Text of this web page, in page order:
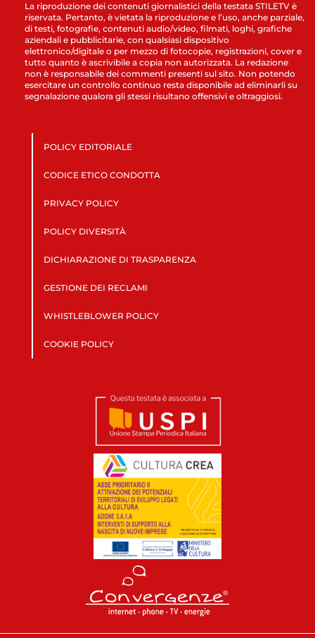
La riproduzione dei contenuti giornalistici della testata STILETV è
riservata. Pertanto, è vietata la riproduzione e l’uso, anche parziale,
di testi, fotografie, contenuti audio/video, filmati, loghi, grafiche
aziendali e pubblicitarie, con qualsiasi dispositivo
elettronico/digitale o per mezzo di fotocopie, registrazioni, cover e
tutto quanto è ascrivibile a copia non autorizzata. La redazione
non è responsabile dei commenti presenti sul sito. Non potendo
esercitare un controllo continuo resta disponibile ad eliminarli su
segnalazione qualora gli stessi risultano offensivi e oltraggiosi.
POLICY EDITORIALE
CODICE ETICO CONDOTTA
PRIVACY POLICY
POLICY DIVERSITÀ
DICHIARAZIONE DI TRASPARENZA
GESTIONE DEI RECLAMI
WHISTLEBLOWER POLICY
COOKIE POLICY